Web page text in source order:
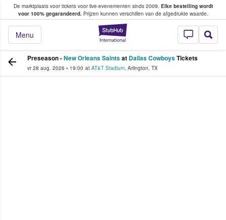
De marktplaats voor tickets voor live-evenementen sinds 2009. Elke bestelling wordt
voor 100% gegarandeerd.Prijzen kunnen verschillen van de afgedrukte waarde.
StubHub: waar
Menu
tickets kopen en verkopen
Preseason -New Orleans Saintsat Dallas CowboysTickets
vr 28 aug. 2026 • 19:00 at AT&T Stadium, Arlington, TX